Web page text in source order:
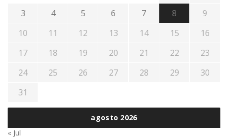
agosto 2026
3
4 5 6 7 8
9
10
11 12 13 14 15
16
17
18 19 20 21 22
23
24
25 26 27 28 29
30
31
« Jul